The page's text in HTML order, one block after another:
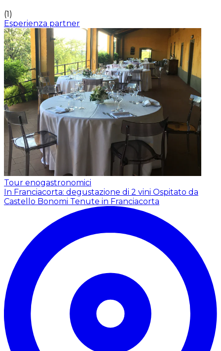
(1)
Esperienza partner
Tour enogastronomici
In Franciacorta: degustazione di 2 vini Ospitato da
Castello Bonomi Tenute in Franciacorta